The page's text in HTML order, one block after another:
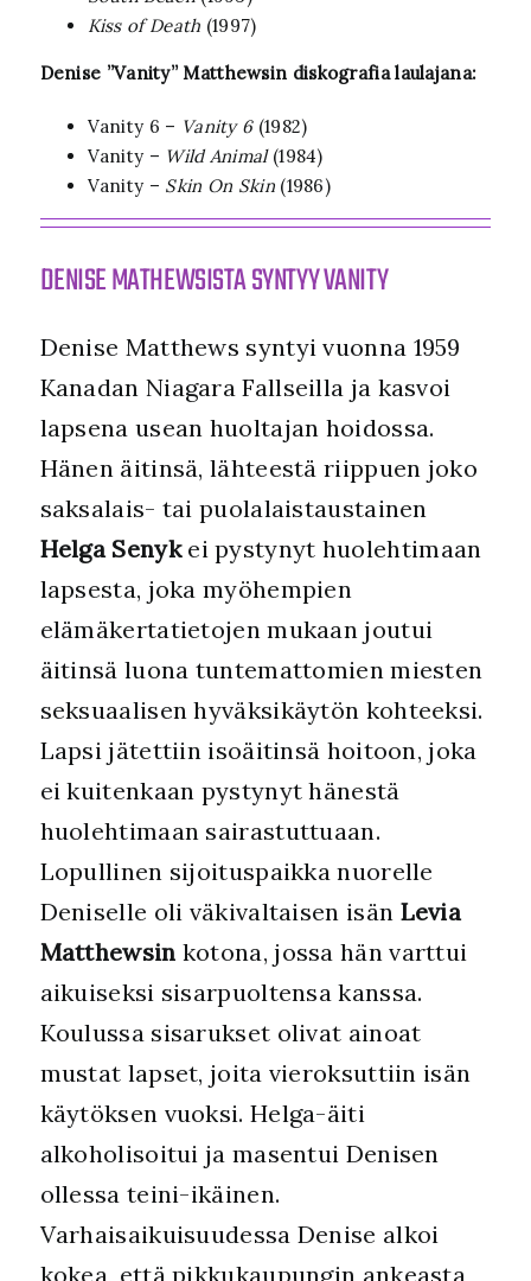
Kiss of Death (1997)
Denise ”Vanity” Matthewsin diskografia laulajana:
Vanity 6 – Vanity 6(1982)
Vanity – Wild Animal(1984)
Vanity – Skin On Skin(1986)
DENISE MATHEWSISTA SYNTYY VANITY
Denise Matthews syntyi vuonna 1959
Kanadan Niagara Fallseilla ja kasvoi
lapsena usean huoltajan hoidossa.
Hänen äitinsä, lähteestä riippuen joko
saksalais- tai puolalaistaustainen
Helga Senykei pystynyt huolehtimaan
lapsesta, joka myöhempien
elämäkertatietojen mukaan joutui
äitinsä luona tuntemattomien miesten
seksuaalisen hyväksikäytön kohteeksi.
Lapsi jätettiin isoäitinsä hoitoon, joka
ei kuitenkaan pystynyt hänestä
huolehtimaan sairastuttuaan.
Lopullinen sijoituspaikka nuorelle
Deniselle oli väkivaltaisen isän Levia
Matthewsin kotona, jossa hän varttui
aikuiseksi sisarpuoltensa kanssa.
Koulussa sisarukset olivat ainoat
mustat lapset, joita vieroksuttiin isän
käytöksen vuoksi. Helga-äiti
alkoholisoitui ja masentui Denisen
ollessa teini-ikäinen.
Varhaisaikuisuudessa Denise alkoi
kokea, että pikkukaupungin ankeasta